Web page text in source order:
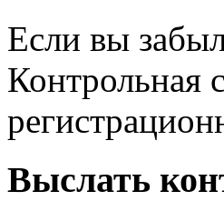
Если вы
Контрольная
Выслать